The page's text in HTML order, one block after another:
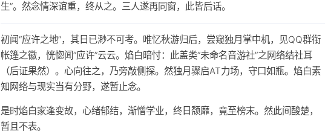
生”。然念情深谊重，终从之。三人遂再同窗，此皆后话。
初闻“应许之地”，其日已渺不可考。唯忆秋游归后，尝窥独月掌中机，见QQ群衔
帐篷之徽，恍惚闻“应许”云云。焰白暗忖：此盖类“未命名音游社”之网络结社耳
（后证果然）。心向往之，乃旁敲侧探。然独月骤启AT力场，守口如瓶。焰白素
知网络与现实当有分野，遂暂止念。
是时焰白家逢变故，心绪郁结，渐憎学业，终日颓靡，竟至榜末。然此间酸楚，
暂且不表。